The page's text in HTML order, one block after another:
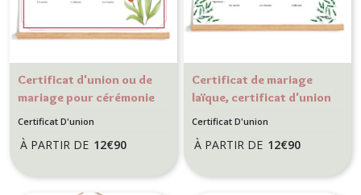
Certificat d'union ou de
mariage pour cérémonie
Laïque - Motif Tulipe
Certificat D'union
À PARTIR DE 12€90
Certificat de mariage
laïque, certificat d'union
pour mariage provençal
Certificat D'union
À PARTIR DE 12€90